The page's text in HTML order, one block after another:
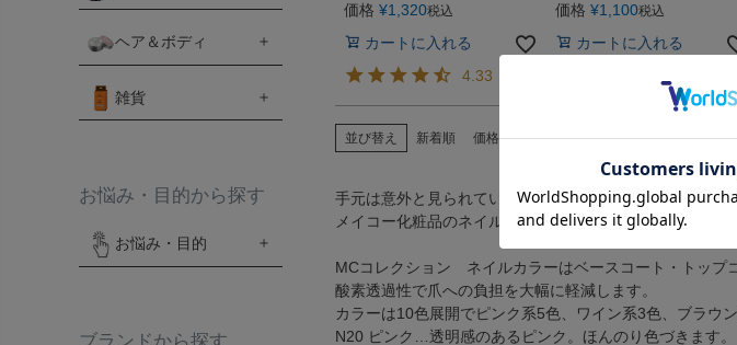
ヘア＆ボディ
雑貨
お悩み・目的から探す
お悩み・目的
価格 ¥1,320税込
カートに入れる
4.33
価格 ¥1,100税込
カートに入れる
並び替え 新着順 価格が安い順 価格が高い順 レビュー順
手元は意外と見られているパーツの１つ。ネイルカラー
メイコー化粧品のネイルアイテムを、手軽に通販でお届け
MCコレクション ネイルカラーはベースコート・トップ
酸素透過性で爪への負担を大幅に軽減します。
カラーは10色展開でピンク系5色、ワイン系3色、ブラウ
N20 ピンク…透明感のあるピンク。ほんのり色づきます。